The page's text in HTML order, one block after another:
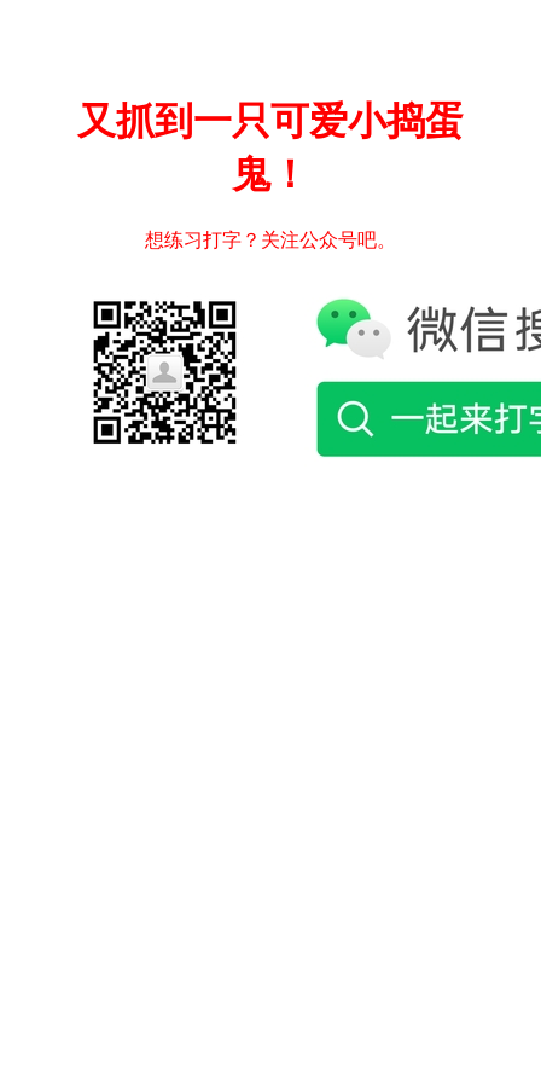
又抓到一只可爱小捣蛋
鬼！
想练习打字？关注公众号吧。